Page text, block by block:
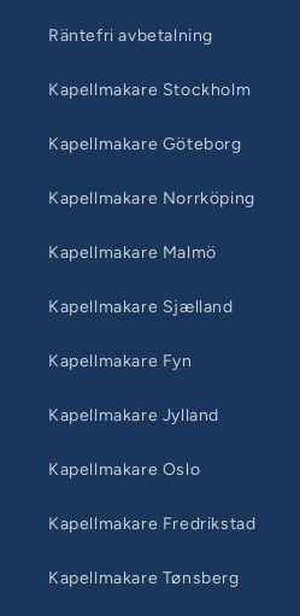
Räntefri avbetalning
Kapellmakare Stockholm
Kapellmakare Göteborg
Kapellmakare Norrköping
Kapellmakare Malmö
Kapellmakare Sjælland
Kapellmakare Fyn
Kapellmakare Jylland
Kapellmakare Oslo
Kapellmakare Fredrikstad
Kapellmakare Tønsberg